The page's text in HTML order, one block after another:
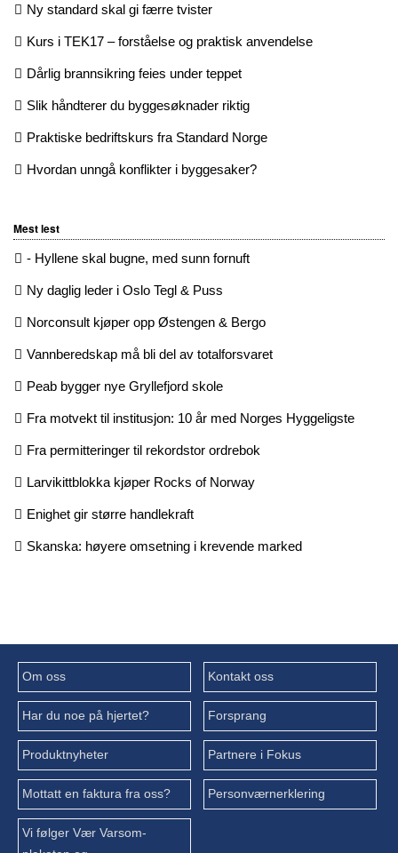
Ny standard skal gi færre tvister
Kurs i TEK17 – forståelse og praktisk anvendelse
Dårlig brannsikring feies under teppet
Slik håndterer du byggesøknader riktig
Praktiske bedriftskurs fra Standard Norge
Hvordan unngå konflikter i byggesaker?
Mest lest
- Hyllene skal bugne, med sunn fornuft
Ny daglig leder i Oslo Tegl & Puss
Norconsult kjøper opp Østengen & Bergo
Vannberedskap må bli del av totalforsvaret
Peab bygger nye Gryllefjord skole
Fra motvekt til institusjon: 10 år med Norges Hyggeligste
Fra permitteringer til rekordstor ordrebok
Larvikittblokka kjøper Rocks of Norway
Enighet gir større handlekraft
Skanska: høyere omsetning i krevende marked
Om oss Kontakt oss
Har du noe på hjertet? Forsprang
Produktnyheter Partnere i Fokus
Mottatt en faktura fra oss? Personværnerklering
Vi følger Vær Varsom-